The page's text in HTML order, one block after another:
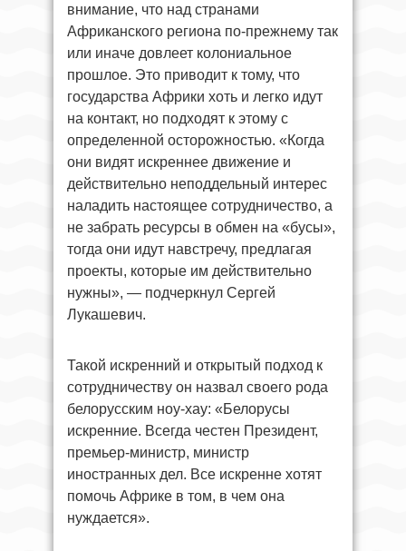
внимание, что над странами
Африканского региона по-прежнему так
или иначе довлеет колониальное
прошлое. Это приводит к тому, что
государства Африки хоть и легко идут
на контакт, но подходят к этому с
определенной осторожностью. «Когда
они видят искреннее движение и
действительно неподдельный интерес
наладить настоящее сотрудничество, а
не забрать ресурсы в обмен на «бусы»,
тогда они идут навстречу, предлагая
проекты, которые им действительно
нужны», — подчеркнул Сергей
Лукашевич.
Такой искренний и открытый подход к
сотрудничеству он назвал своего рода
белорусским ноу-хау: «Белорусы
искренние. Всегда честен Президент,
премьер-министр, министр
иностранных дел. Все искренне хотят
помочь Африке в том, в чем она
нуждается».